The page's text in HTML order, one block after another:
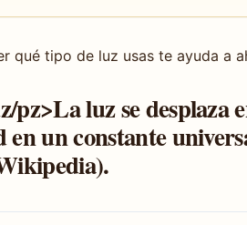
qué tipo de luz usas te ayuda a
pz>La luz se desplaza
en un constante